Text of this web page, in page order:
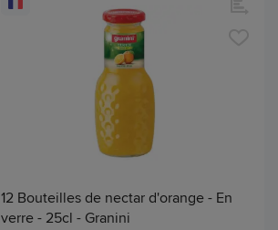
12 Bouteilles de nectar d'orange - En
verre - 25cl - Granini